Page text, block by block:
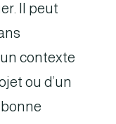
Il peut
contexte
ou d’un